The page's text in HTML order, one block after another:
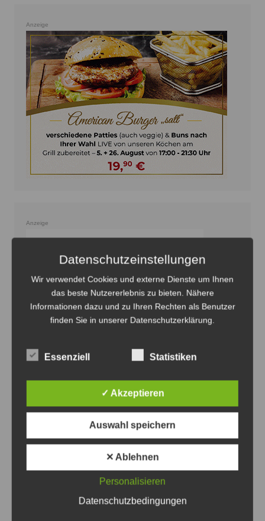
Anzeige
Anzeige
Datenschutzeinstellungen
Wir verwendet Cookies und externe Dienste um Ihnen
das beste Nutzererlebnis zu bieten. Nähere
Informationen dazu und zu Ihren Rechten als Benutzer
finden Sie in unserer Datenschutzerklärung.
Essenziell Statistiken
✓ Akzeptieren
Auswahl speichern
✕ Ablehnen
Personalisieren
Datenschutzbedingungen